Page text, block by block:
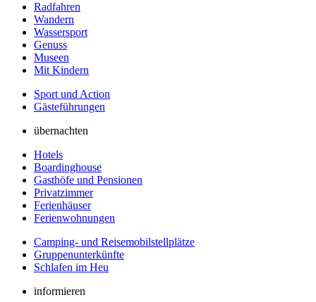
Radfahren
Wandern
Wassersport
Genuss
Museen
Mit Kindern
Sport und Action
Gästeführungen
übernachten
Hotels
Boardinghouse
Gasthöfe und Pensionen
Privatzimmer
Ferienhäuser
Ferienwohnungen
Camping- und Reisemobilstellplätze
Gruppenunterkünfte
Schlafen im Heu
informieren